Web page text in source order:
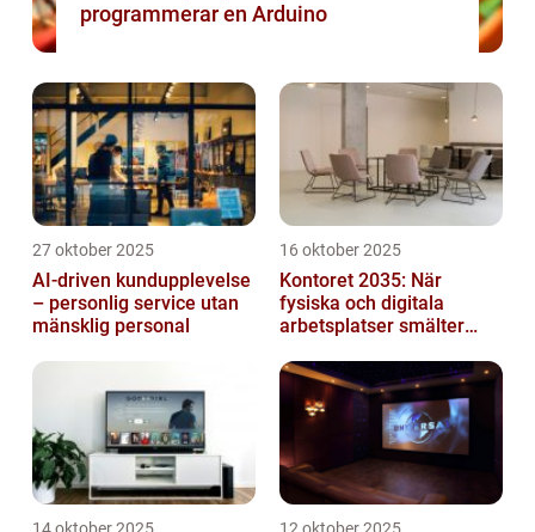
programmerar en Arduino
27 oktober 2025
AI-driven kundupplevelse
– personlig service utan
mänsklig personal
16 oktober 2025
Kontoret 2035: När
fysiska och digitala
arbetsplatser smälter